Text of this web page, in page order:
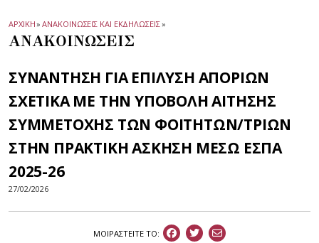
ΑΡΧΙΚΗ» ΑΝΑΚΟΙΝΩΣΕΙΣ ΚΑΙ ΕΚΔΗΛΩΣΕΙΣ»
ΑΝΑΚΟΙΝΩΣΕΙΣ
ΣΥΝΑΝΤΗΣΗ ΓΙΑ ΕΠΙΛΥΣΗ ΑΠΟΡΙΩΝ
ΣΧΕΤΙΚΑ ΜΕ ΤΗΝ ΥΠΟΒΟΛΗ ΑΙΤΗΣΗΣ
ΣΥΜΜΕΤΟΧΗΣ ΤΩΝ ΦΟΙΤΗΤΩΝ/ΤΡΙΩΝ
ΣΤΗΝ ΠΡΑΚΤΙΚΗ ΑΣΚΗΣΗ ΜΕΣΩ ΕΣΠΑ
2025-26
27/02/2026
ΜΟΙΡΑΣΤEIΤΕ ΤΟ: